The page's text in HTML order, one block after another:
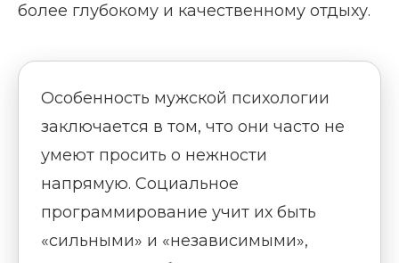
более глубокому и качественному отдыху.
Особенность мужской психологии
заключается в том, что они часто не
умеют просить о нежности
напрямую. Социальное
программирование учит их быть
«сильными» и «независимыми»,